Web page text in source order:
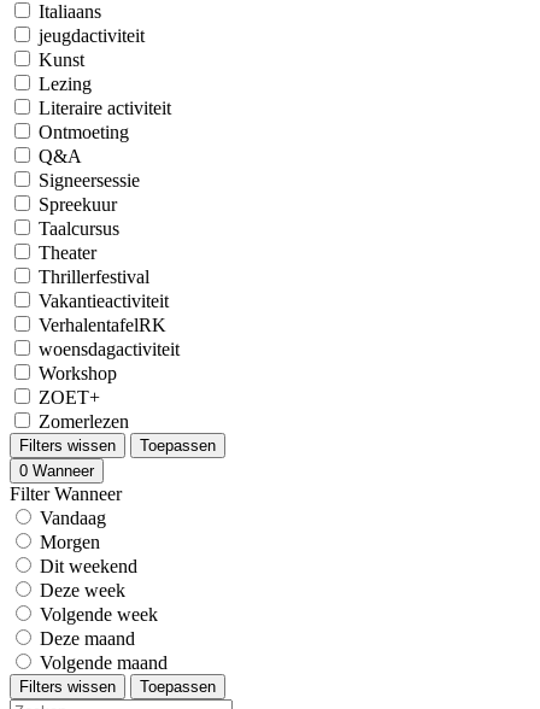
Italiaans
jeugdactiviteit
Kunst
Lezing
Literaire activiteit
Ontmoeting
Q&A
Signeersessie
Spreekuur
Taalcursus
Theater
Thrillerfestival
Vakantieactiviteit
VerhalentafelRK
woensdagactiviteit
Workshop
ZOET+
Zomerlezen
Filters wissen
Toepassen
0 Wanneer
Filter Wanneer
Vandaag
Morgen
Dit weekend
Deze week
Volgende week
Deze maand
Volgende maand
Filters wissen Toepassen